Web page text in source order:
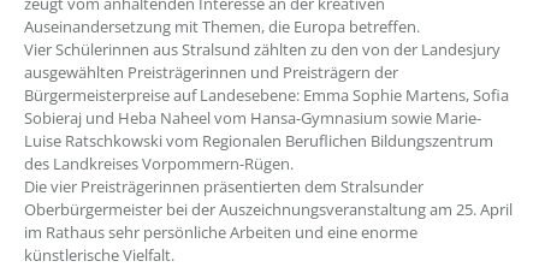
Auseinandersetzung mit Themen, die Europa betreffen.
Vier Schülerinnen aus Stralsund zählten zu den von der Landesjury
ausgewählten Preisträgerinnen und Preisträgern der
Bürgermeisterpreise auf Landesebene: Emma Sophie Martens, Sofia
Sobieraj und Heba Naheel vom Hansa-Gymnasium sowie Marie-
Luise Ratschkowski vom Regionalen Beruflichen Bildungszentrum
des Landkreises Vorpommern-Rügen.
Die vier Preisträgerinnen präsentierten dem Stralsunder
Oberbürgermeister bei der Auszeichnungsveranstaltung am 25. April
im Rathaus sehr persönliche Arbeiten und eine enorme
künstlerische Vielfalt.